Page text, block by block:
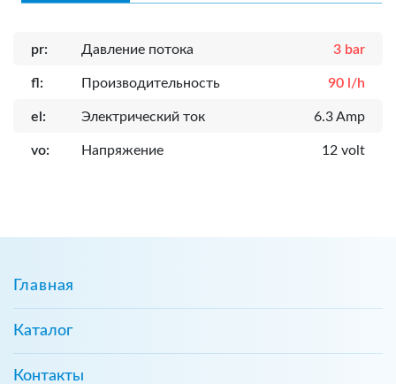
pr: Давление потока 3 bar
fl: Производительность 90 l/h
el: Электрический ток 6.3 Amp
vo: Напряжение 12 volt
Главная
Каталог
Контакты